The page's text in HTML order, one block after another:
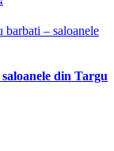
– saloanele
din Targu